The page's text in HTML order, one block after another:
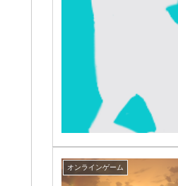
オンラインゲーム